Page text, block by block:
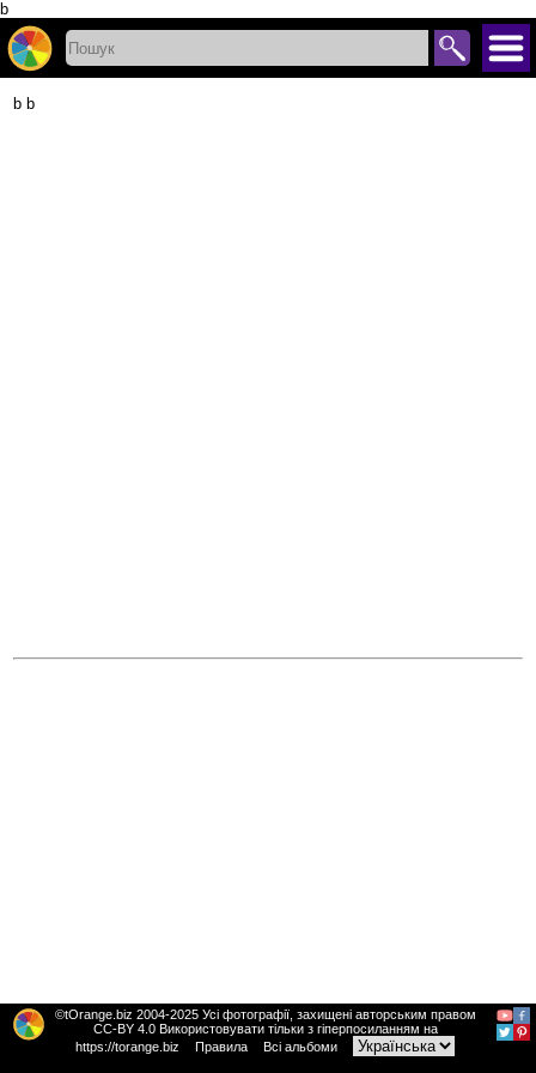
b
b b
©tOrange.biz 2004-2025 Усі фотографії, захищені авторським правом
CC-BY 4.0 Використовувати тільки з гіперпосиланням на
https://torange.biz
Правила Всі альбоми